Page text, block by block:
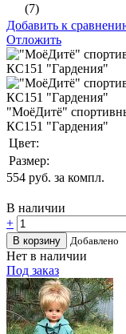
(7)
Добавить к
Отложить
"МоёДитё"
КС151 "Гардения"
Цвет:
Размер:
554 руб. за компл.
В наличии
+
В корзину Добавлено
Нет в наличии
Под заказ